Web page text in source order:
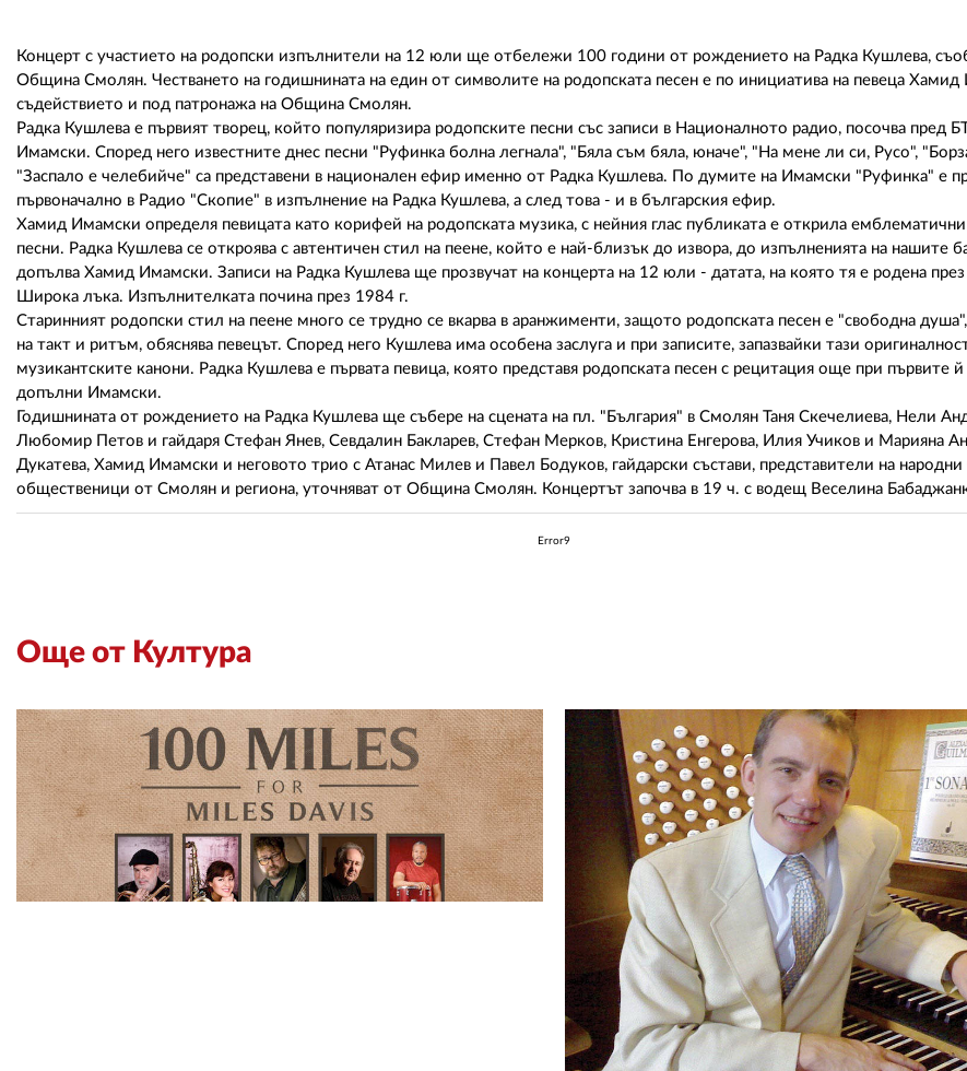
Концерт с участието на родопски изпълнители на 12 юли ще отбележи 100 години от рождението на Радка Кушлева,
Община Смолян. Честването на годишнината на един от символите на родопската песен е по инициатива на певеца
съдействието и под патронажа на Община Смолян.
Радка Кушлева е първият творец, който популяризира родопските песни със записи в Националното радио, посочва пред
Имамски. Според него известните днес песни "Руфинка болна легнала", "Бяла съм бяла, юначе", "На мене ли си, Русо",
"Заспало е челебийче" са представени в национален ефир именно от Радка Кушлева. По думите на Имамски "Руфинка" е
първоначално в Радио "Скопие" в изпълнение на Радка Кушлева, а след това - и в българския ефир.
Хамид Имамски определя певицата като корифей на родопската музика, с нейния глас публиката е открила
песни. Радка Кушлева се откроява с автентичен стил на пеене, който е най-близък до извора, до изпълненията на нашите
допълва Хамид Имамски. Записи на Радка Кушлева ще прозвучат на концерта на 12 юли - датата, на която тя е родена през
Широка лъка. Изпълнителката почина през 1984 г.
Старинният родопски стил на пеене много се трудно се вкарва в аранжименти, защото родопската песен е "свободна
на такт и ритъм, обяснява певецът. Според него Кушлева има особена заслуга и при записите, запазвайки тази
музикантските канони. Радка Кушлева е първата певица, която представя родопската песен с рецитация още при първите й
допълни Имамски.
Годишнината от рождението на Радка Кушлева ще събере на сцената на пл. "България" в Смолян Таня Скечелиева, Нели
Любомир Петов и гайдаря Стефан Янев, Севдалин Бакларев, Стефан Мерков, Кристина Енгерова, Илия Учиков и Марияна
Дукатева, Хамид Имамски и неговото трио с Атанас Милев и Павел Бодуков, гайдарски състави, представители на
общественици от Смолян и региона, уточняват от Община Смолян. Концертът започва в 19 ч. с водещ Веселина
Error9
Още от Култура